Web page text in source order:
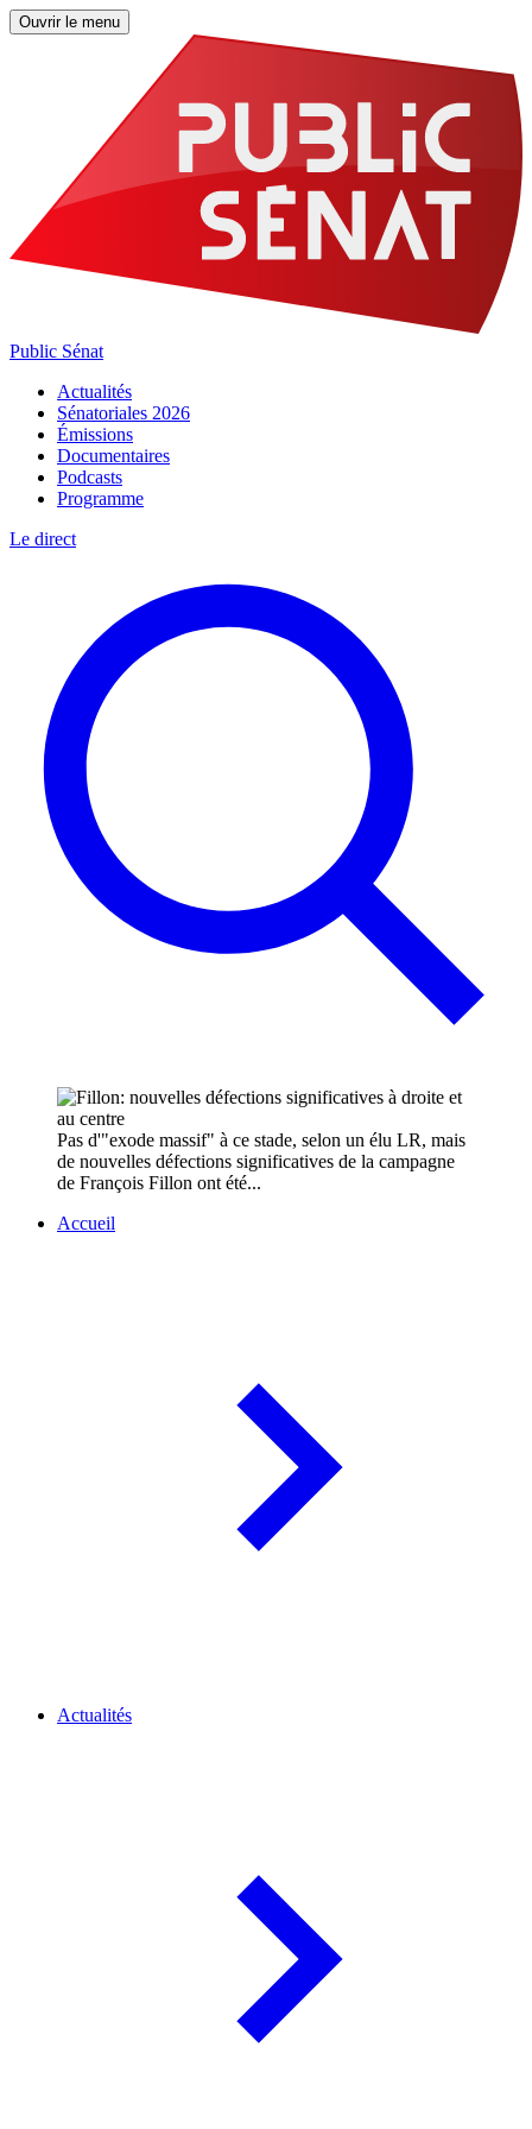
Ouvrir le menu
Public Sénat
Actualités
Sénatoriales 2026
Émissions
Documentaires
Podcasts
Programme
Le direct
Pas d'"exode massif" à ce stade, selon un élu LR, mais
de nouvelles défections significatives de la campagne
de François Fillon ont été...
Accueil
Actualités